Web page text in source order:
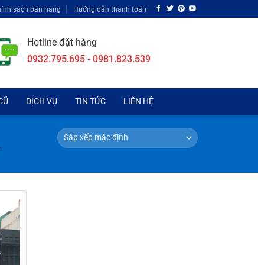
sách bán hàng Hướng dẫn thanh toán
Hotline đặt hàng
0932.795.695 - 0981.823.539
DỊCH VỤ TIN TỨC LIÊN HỆ